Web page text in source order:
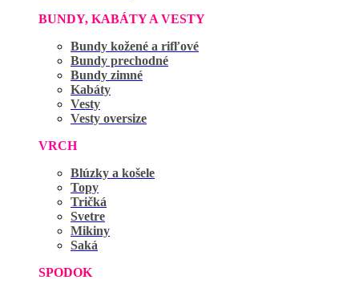
BUNDY, KABÁTY A VESTY
Bundy kožené a rifľové
Bundy prechodné
Bundy zimné
Kabáty
Vesty
Vesty oversize
VRCH
Blúzky a košele
Topy
Tričká
Svetre
Mikiny
Saká
SPODOK